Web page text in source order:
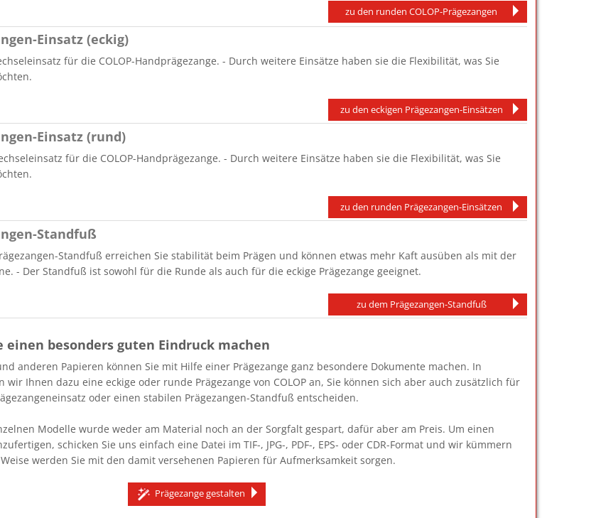
zu den runden COLOP-Prägezangen
Einsatz (eckig)
für die COLOP-Handprägezange. - Durch weitere Einsätze haben sie die Flexibilität, was Sie
zu den eckigen Prägezangen-Einsätzen
Einsatz (rund)
für die COLOP-Handprägezange. - Durch weitere Einsätze haben sie die Flexibilität, was Sie
zu den runden Prägezangen-Einsätzen
Standfuß
Standfuß erreichen Sie stabilität beim Prägen und können etwas mehr Kaft ausüben als mit der
- Der Standfuß ist sowohl für die Runde als auch für die eckige Prägezange geeignet.
zu dem Prägezangen-Standfuß
einen besonders guten Eindruck machen
anderen Papieren können Sie mit Hilfe einer Prägezange ganz besondere Dokumente machen. In
wir Ihnen dazu eine eckige oder runde Prägezange von COLOP an, Sie können sich aber auch zusätzlich für
oder einen stabilen Prägezangen-Standfuß entscheiden.
Modelle wurde weder am Material noch an der Sorgfalt gespart, dafür aber am Preis. Um einen
schicken Sie uns einfach eine Datei im TIF-, JPG-, PDF-, EPS- oder CDR-Format und wir kümmern
werden Sie mit den damit versehenen Papieren für Aufmerksamkeit sorgen.
Prägezange gestalten